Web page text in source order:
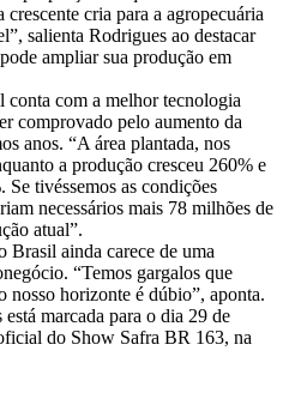
cria para a agropecuária
salienta Rodrigues ao destacar
ampliar sua produção em
com a melhor tecnologia
comprovado pelo aumento da
anos. “A área plantada, nos
a produção cresceu 260% e
tivéssemos as condições
necessários mais 78 milhões de
atual”.
Brasil ainda carece de uma
“Temos gargalos que
nosso horizonte é dúbio”, aponta.
marcada para o dia 29 de
do Show Safra BR 163, na